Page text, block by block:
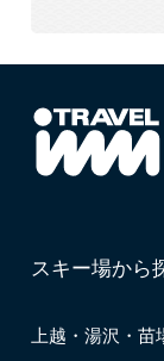
スキー場から
上越・湯沢・苗